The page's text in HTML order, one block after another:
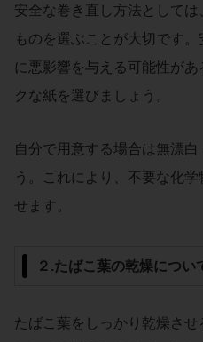
安全な巻き直し方法として
ものを選ぶことが大切です
に悪影響を与える可能性が
クな紙を選びましょう。
自分で用意する場合は無漂
う。これにより、不要な化
せます。
２.たばこ葉の乾燥につい
たばこ葉をしっかり乾燥さ